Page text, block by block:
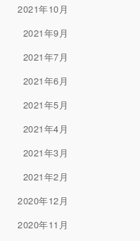
2021年10月
2021年9月
2021年7月
2021年6月
2021年5月
2021年4月
2021年3月
2021年2月
2020年12月
2020年11月